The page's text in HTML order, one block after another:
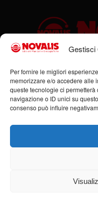
Gestisci
Per fornire le migliori
memorizzare e/o accedere alle
queste tecnologie ci
navigazione o ID unici su
consenso può influire
Sede legale: Via
Via Flaminia, 185/
Tel. +39 0541
© Copyright - Novalis Music